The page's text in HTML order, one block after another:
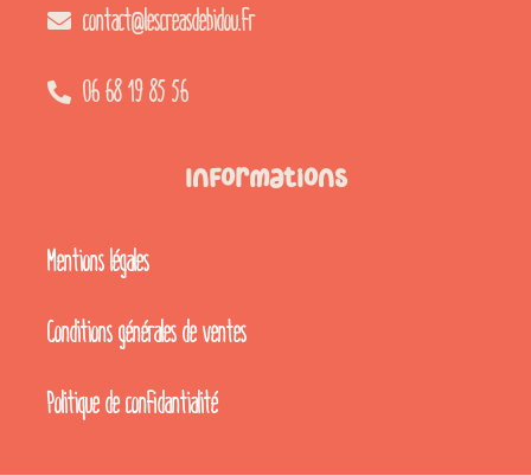
contact@lescreasdebidou.fr
06 68 19 85 56
Informations
Mentions légales
Conditions générales de ventes
Politique de confidantialité